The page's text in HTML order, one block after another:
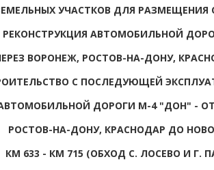
УЧАСТКОВ ДЛЯ РАЗМЕЩЕНИЯ
РЕКОНСТРУКЦИЯ АВТОМОБИЛЬНОЙ
ВОРОНЕЖ, РОСТОВ-НА-ДОНУ,
С ПОСЛЕДУЮЩЕЙ
ДОРОГИ М-4 "ДОН" -
РОСТОВ-НА-ДОНУ, КРАСНОДАР ДО
КМ 633 - КМ 715 (ОБХОД С. ЛОСЕВО И Г.